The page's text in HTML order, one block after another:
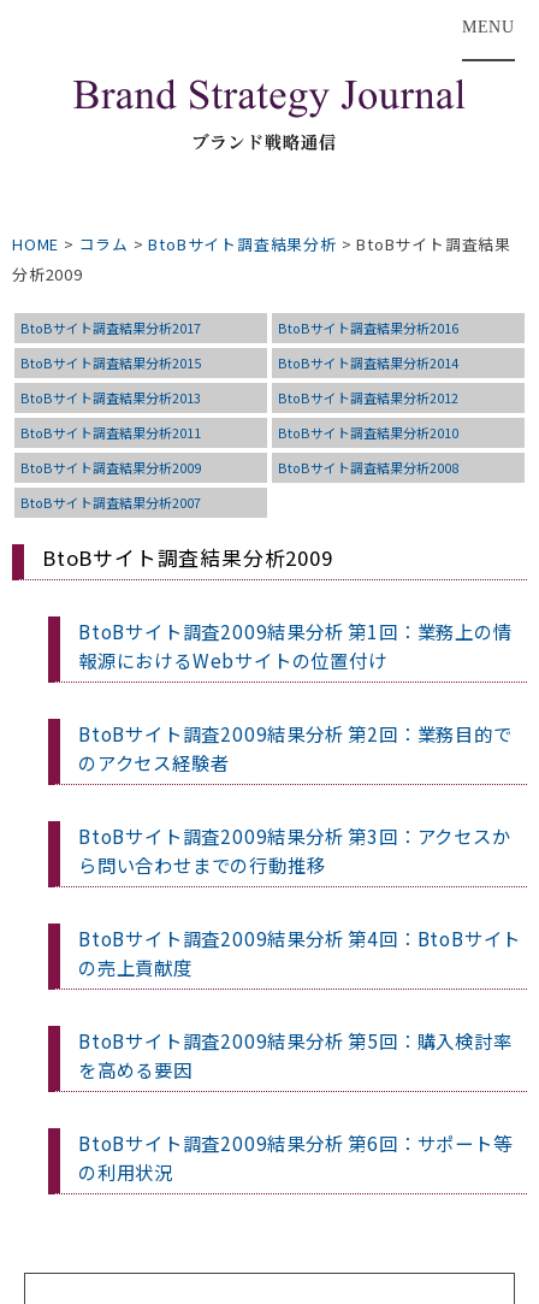
MENU
HOME > コラム >BtoBサイト調査結果分析 >BtoBサイト調査結果
分析2009
BtoBサイト調査結果分析2017
BtoBサイト調査結果分析2016
BtoBサイト調査結果分析2015
BtoBサイト調査結果分析2014
BtoBサイト調査結果分析2013
BtoBサイト調査結果分析2012
BtoBサイト調査結果分析2011
BtoBサイト調査結果分析2010
BtoBサイト調査結果分析2009
BtoBサイト調査結果分析2008
BtoBサイト調査結果分析2007
BtoBサイト調査結果分析2009
BtoBサイト調査2009結果分析 第1回：業務上の情
報源におけるWebサイトの位置付け
BtoBサイト調査2009結果分析 第2回：業務目的で
のアクセス経験者
BtoBサイト調査2009結果分析 第3回：アクセスか
ら問い合わせまでの行動推移
BtoBサイト調査2009結果分析 第4回：BtoBサイト
の売上貢献度
BtoBサイト調査2009結果分析 第5回：購入検討率
を高める要因
BtoBサイト調査2009結果分析 第6回：サポート等
の利用状況